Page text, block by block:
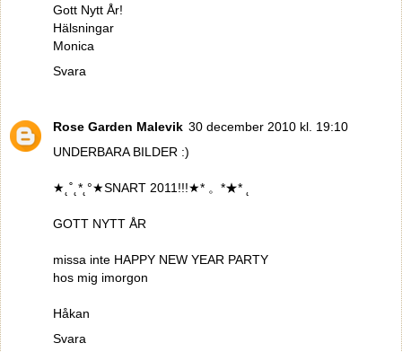
Gott Nytt År!
Hälsningar
Monica
Svara
Rose Garden Malevik 30 december 2010 kl. 19:10
UNDERBARA BILDER :)
★˛˚˛*˛°★SNART 2011!!!★* 。*★* ˛
GOTT NYTT ÅR
missa inte HAPPY NEW YEAR PARTY
hos mig imorgon
Håkan
Svara